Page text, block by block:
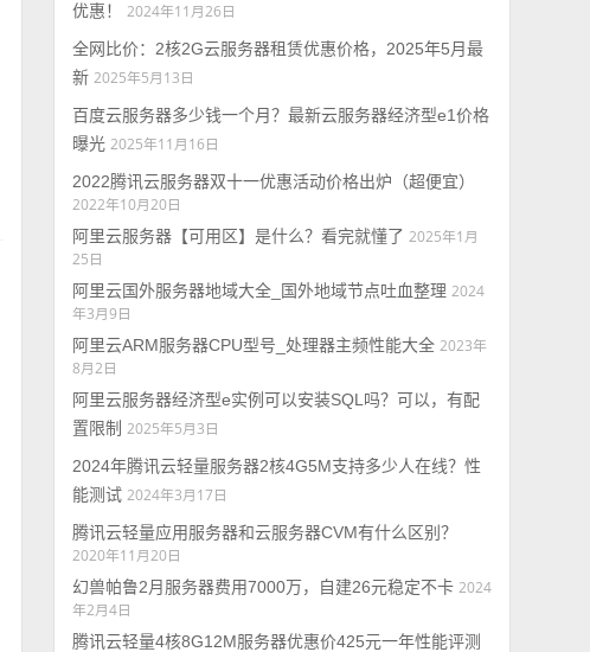
优惠！
2024年11月26日
全网比价：2核2G云服务器租赁优惠价格，2025年5月最
新 2025年5月13日
百度云服务器多少钱一个月？最新云服务器经济型e1价格
曝光 2025年11月16日
2022腾讯云服务器双十一优惠活动价格出炉（超便宜）
2022年10月20日
阿里云服务器【可用区】是什么？看完就懂了 2025年1月
25日
阿里云国外服务器地域大全_国外地域节点吐血整理 2024
年3月9日
阿里云ARM服务器CPU型号_处理器主频性能大全 2023年
8月2日
阿里云服务器经济型e实例可以安装SQL吗？可以，有配
置限制 2025年5月3日
2024年腾讯云轻量服务器2核4G5M支持多少人在线？性
能测试 2024年3月17日
腾讯云轻量应用服务器和云服务器CVM有什么区别？
2020年11月20日
幻兽帕鲁2月服务器费用7000万，自建26元稳定不卡 2024
年2月4日
腾讯云轻量4核8G12M服务器优惠价425元一年性能评测